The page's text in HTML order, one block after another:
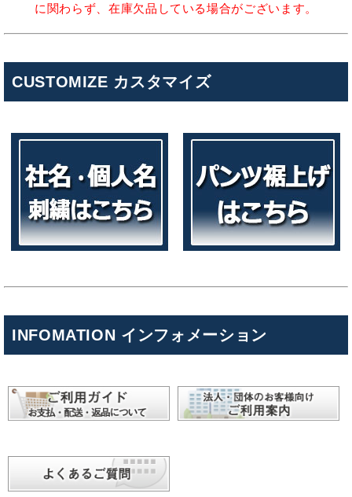
に関わらず、在庫欠品している場合がございます。
CUSTOMIZE カスタマイズ
INFOMATION インフォメーション